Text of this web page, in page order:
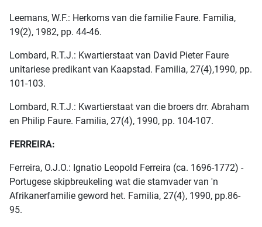
Leemans, W.F.: Herkoms van die familie Faure. Familia,
19(2), 1982, pp. 44-46.
Lombard, R.T.J.: Kwartierstaat van David Pieter Faure
unitariese predikant van Kaapstad. Familia, 27(4),1990, pp.
101-103.
Lombard, R.T.J.: Kwartierstaat van die broers drr. Abraham
en Philip Faure. Familia, 27(4), 1990, pp. 104-107.
FERREIRA:
Ferreira, O.J.O.: Ignatio Leopold Ferreira (ca. 1696-1772) -
Portugese skipbreukeling wat die stamvader van 'n
Afrikanerfamilie geword het. Familia, 27(4), 1990, pp.86-
95.